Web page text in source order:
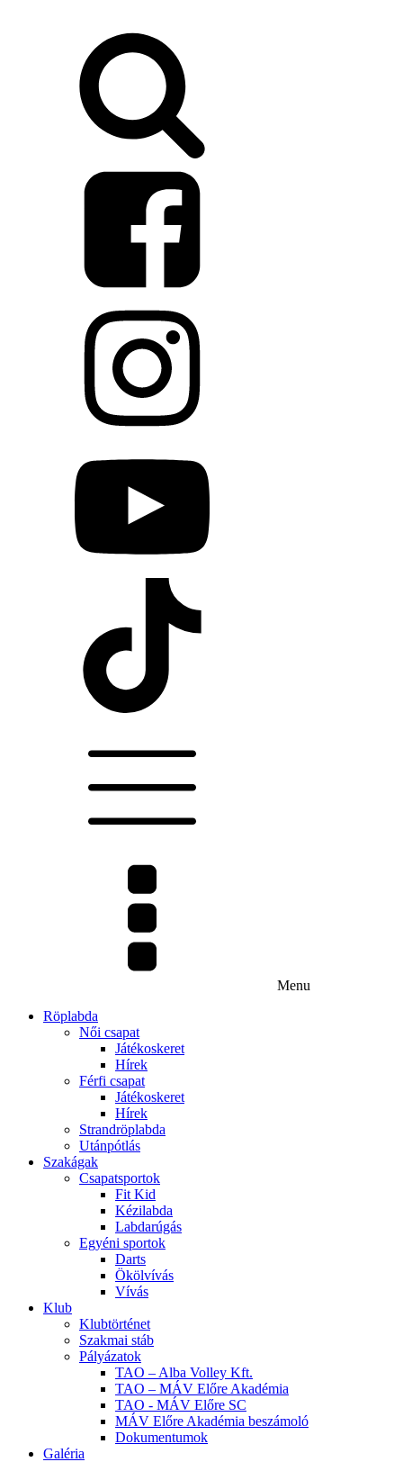
Menu
Röplabda
Női csapat
Játékoskeret
Hírek
Férfi csapat
Játékoskeret
Hírek
Strandröplabda
Utánpótlás
Szakágak
Csapatsportok
Fit Kid
Kézilabda
Labdarúgás
Egyéni sportok
Darts
Ökölvívás
Vívás
Klub
Klubtörténet
Szakmai stáb
Pályázatok
TAO – Alba Volley Kft.
TAO – MÁV Előre Akadémia
TAO - MÁV Előre SC
MÁV Előre Akadémia beszámoló
Dokumentumok
Galéria